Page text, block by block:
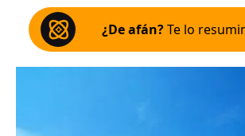
¿De afán?Te lo